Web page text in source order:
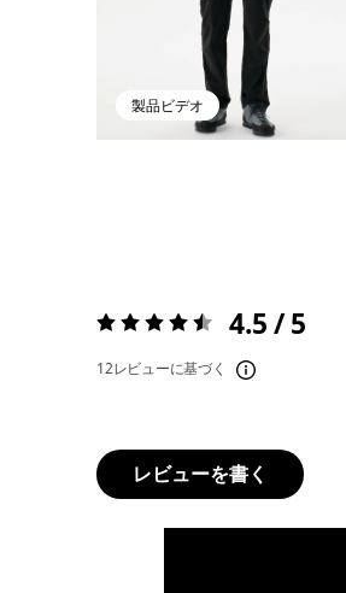
製品ビデオ
評価:4.5 / 5 4.5 / 5
12レビューに基づく
レビューを書く